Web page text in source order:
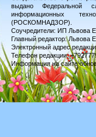
выдано Федеральной
информационных
(РОСКОМНАДЗОР).
Соучредители: ИП Львова
Главный редактор: Львова
Электронный адрес
Телефон редакции:
Информация на сайте